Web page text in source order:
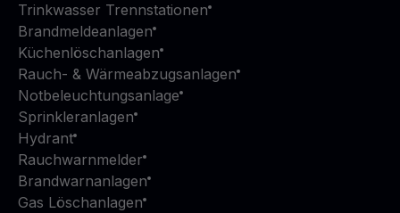
Trinkwasser Trennstationen
Brandmeldeanlagen
Küchenlöschanlagen
Rauch- & Wärmeabzugsanlagen
Notbeleuchtungsanlage
Sprinkleranlagen
Hydrant
Rauchwarnmelder
Brandwarnanlagen
Gas Löschanlagen